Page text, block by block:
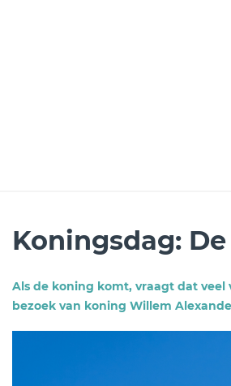
Koningsdag:
Als de koning komt, vraagt dat
bezoek van koning Willem